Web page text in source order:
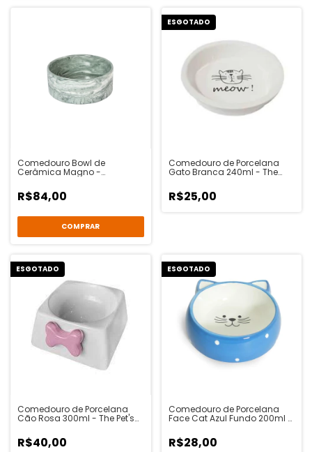
Comedouro Bowl de
Cerâmica Magno -
R$84,00
COMPRAR
ESGOTADO
Comedouro de Porcelana
Gato Branca 240ml - The
R$25,00
ESGOTADO
Comedouro de Porcelana
Cão Rosa 300ml - The Pet's
R$40,00
ESGOTADO
Comedouro de Porcelana
Face Cat Azul Fundo 200ml -
R$28,00